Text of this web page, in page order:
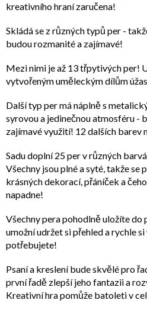
kreativního hraní zaručena!
Skládá se z různých typů per -
budou rozmanité a zajímavé!
Mezi nimi je až 13 třpytivých per!
vytvořeným uměleckým dílům
Další typ per má náplně s
syrovou a jedinečnou atmosféru -
zajímavé využití! 12 dalších barev
Sadu doplní 25 per v různých
Všechny jsou plné a syté, takže
krásných dekorací, přáníček a
napadne!
Všechny pera pohodlně uložíte
umožní udržet si přehled a rychle
potřebujete!
Psaní a kreslení bude skvělé pro
první řadě zlepší jeho fantazii a
Kreativní hra pomůže batoleti v